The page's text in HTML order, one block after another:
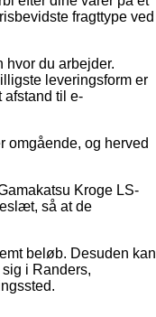
fragttype ved
du arbejder.
leveringsform er
afstand til e-
omgående, og herved
Kroge LS-
så at de
beløb. Desuden kan
i Randers,